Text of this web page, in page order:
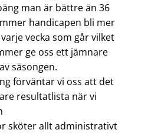
man är bättre än 36
handicapen bli mer
vecka som går vilket
ge oss ett jämnare
säsongen.
förväntar vi oss att det
resultatlista när vi
sköter allt administrativt